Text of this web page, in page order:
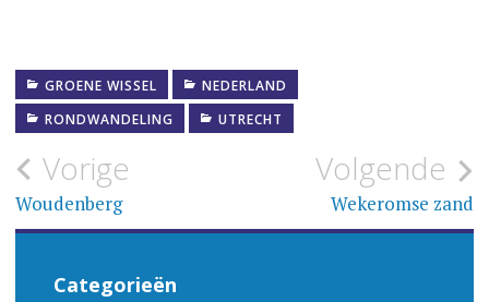
GROENE WISSEL
NEDERLAND
RONDWANDELING
UTRECHT
Bericht
navigatie
Vorige
Woudenberg
Volgende
Wekeromse zand
Categorieën